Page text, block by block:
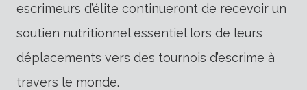
escrimeurs d’élite continueront de recevoir un
soutien nutritionnel essentiel lors de leurs
déplacements vers des tournois d’escrime à
travers le monde.